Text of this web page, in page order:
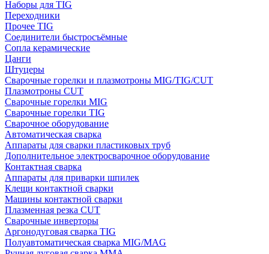
Наборы для TIG
Переходники
Прочее TIG
Соединители быстросъёмные
Сопла керамические
Цанги
Штуцеры
Сварочные горелки и плазмотроны MIG/TIG/CUT
Плазмотроны CUT
Сварочные горелки MIG
Сварочные горелки TIG
Сварочное оборудование
Автоматическая сварка
Аппараты для сварки пластиковых труб
Дополнительное электросварочное оборудование
Контактная сварка
Аппараты для приварки шпилек
Клещи контактной сварки
Машины контактной сварки
Плазменная резка CUT
Сварочные инверторы
Аргонодуговая сварка TIG
Полуавтоматическая сварка MIG/MAG